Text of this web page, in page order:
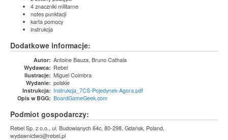
4 znaczniki militarne
notes punktacji
karta pomocy
instrukcja
Dodatkowe informacje:
Autor: Antoine Bauza, Bruno Cathala
Wydawca: Rebel
Ilustracje: Miguel Coimbra
Wydanie: polskie
Instrukcja: Instrukcja_7CS-Pojedynek-Agora.pdf
Opis w BGG: BoardGameGeek.com
Podmiot gospodarczy:
Rebel Sp. z o.o., ul. Budowlanych 64c, 80-298, Gdańsk, Poland,
wydawnictwo@rebel.pl